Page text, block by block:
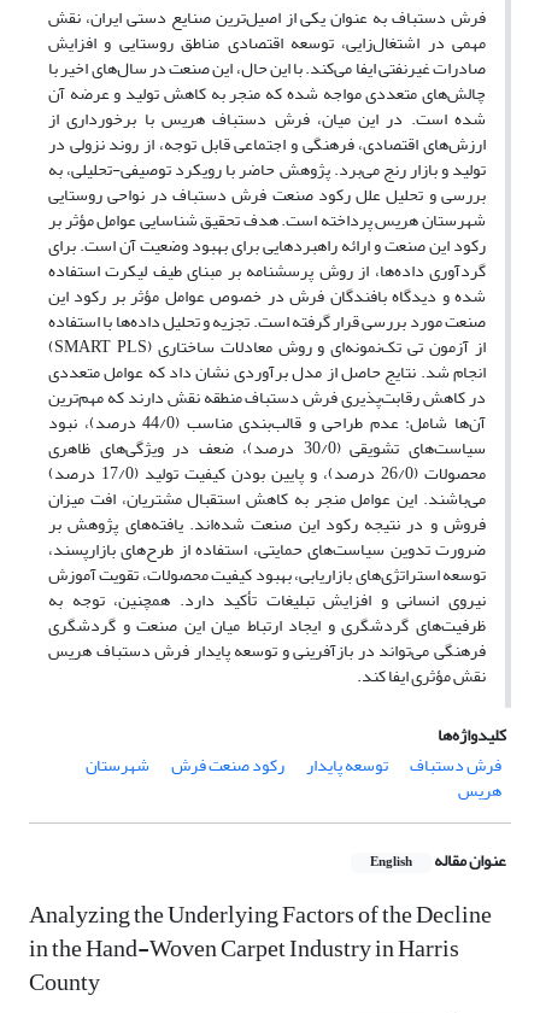
فرش دستباف به‌ عنوان یکی از اصیل‌ترین صنایع دستی ایران، نقش
مهمی در اشتغال‌زایی، توسعه اقتصادی مناطق روستایی و افزایش
صادرات غیرنفتی ایفا می‌کند. با این ‌حال، این صنعت در سال‌های اخیر با
چالش‌های متعددی مواجه شده که منجر به کاهش تولید و عرضه آن
شده است. در این میان، فرش دستباف هریس با برخورداری از
ارزش‌های اقتصادی، فرهنگی و اجتماعی قابل ‌توجه، از روند نزولی در
تولید و بازار رنج می‌برد. پژوهش حاضر با رویکرد توصیفی-تحلیلی، به
بررسی و تحلیل علل رکود صنعت فرش دستباف در نواحی روستایی
شهرستان هریس پرداخته است. هدف تحقیق شناسایی عوامل مؤثر بر
رکود این صنعت و ارائه راهبردهایی برای بهبود وضعیت آن است. برای
گردآوری داده‌ها، از روش پرسشنامه‌ بر مبنای طیف لیکرت استفاده
شده و دیدگاه بافندگان فرش در خصوص عوامل مؤثر بر رکود این
صنعت مورد بررسی قرار گرفته است. تجزیه‌ و تحلیل داده‌ها با استفاده
از آزمون تی تک‌نمونه‌ای و روش معادلات ساختاری (SMART PLS)
انجام شد. نتایج حاصل از مدل برآوردی نشان داد که عوامل متعددی
در کاهش رقابت‌پذیری فرش دستباف منطقه نقش دارند که مهم‌ترین
آن‌ها شامل: عدم طراحی و قالب‌بندی مناسب (44/0 درصد)، نبود
سیاست‌های تشویقی (30/0 درصد)، ضعف در ویژگی‌های ظاهری
محصولات (26/0 درصد)، و پایین بودن کیفیت تولید (17/0 درصد)
می‌باشند. این عوامل منجر به کاهش استقبال مشتریان، افت میزان
فروش و در نتیجه رکود این صنعت شده‌اند. یافته‌های پژوهش بر
ضرورت تدوین سیاست‌های حمایتی، استفاده از طرح‌های بازارپسند،
توسعه استراتژی‌های بازاریابی، بهبود کیفیت محصولات، تقویت آموزش
نیروی انسانی و افزایش تبلیغات تأکید دارد. همچنین، توجه به
ظرفیت‌های گردشگری و ایجاد ارتباط میان این صنعت و گردشگری
فرهنگی می‌تواند در بازآفرینی و توسعه پایدار فرش دستباف هریس
نقش مؤثری ایفا کند.
کلیدواژه‌ها
فرش دستباف
توسعه پایدار رکود صنعت فرش شهرستان
هریس
عنوان مقاله English
Analyzing the Underlying Factors of the Decline
in the Hand-Woven Carpet Industry in Harris
County